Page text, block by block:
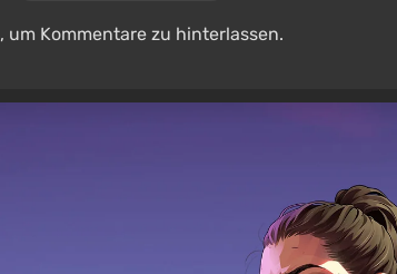
, um Kommentare zu hinterlassen.